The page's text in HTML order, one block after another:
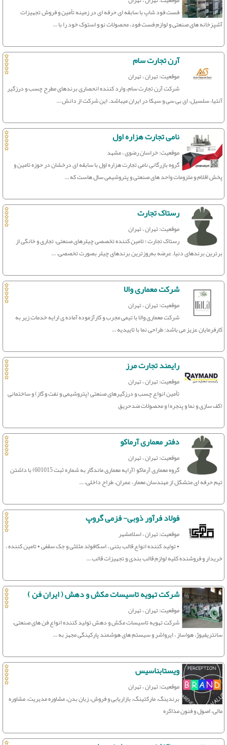
فست فود شاپ با سابقه ای حرفه ای در زمینه تأمین و فروش تجهیزات
آشپزخانه های صنعتی و لوازم فست فود، محصولات نو و استوک خود را با ...
آرن تجارت سام
موقعیت: تهران ، تهران
شرکت آرن تجارت سام، وارد کننده انحصاری برندهای مطرح چسب و درزگیر
آنتیا، سلسیل، ای بی سی و سیکا در ایران میباشد. این شرکت از دانش ...
نامی تجارت هزاره اول
موقعیت: خراسان رضوی ، مشهد
گروه بازرگانی نامی تجارت هزاره اول با سابقه ای درخشان در حوزه تامین و
پخش اقلام و ملزومات واحد های صنعتی و پتروشیمی سال هاست که ...
رستاک تجارت
موقعیت: تهران ، تهران
رستاک تجارت ؛ تامین کننده تخصصی چیلرهای صنعتی، تجاری و خانگی از
برترین برندهای دنیا. عرضه به‌روزترین برندهای چیلر بصورت تخصصی، ...
شرکت معماری والا
موقعیت: تهران ، تهران
شرکت معماری والا با تیمی مجرب و کارآزموده آماده ی ارایه خدمات زیر به
کارفرمایان عزیز می باشد: طراحی نما با تاییدیه ...
رایمند تجارت مرز
موقعیت: تهران ، تهران
تأمین انواع چسب و درزگیرهای صنعتی (پتروشیمی و نفت و گاز) و ساختمانی
(کف سازی و نما و پنجره) و محصولات ضدحریق
دفتر معماری آرماکو
موقعیت: تهران ، تهران
گروه معماری آرماکو (آرایه معماری ماندگار به شماره ثبت 601015) با داشتن
تیم حرفه ای متشکل از مهندسان معمار، عمران، طراح داخلی، ...
فولاد فرآور ذوبی- فزمی گروپ
موقعیت: تهران ، اسلامشهر
• تولید کننده انواع قالب بتنی ، اسکافولد مثلثی و جک سقفی • تامین کننده ،
خریدار و فروشنده کلیه لوازم قالب بندی و تجهیزات قالب ...
شرکت تهویه تاسیسات مکش و دهش ( ایران فن )
موقعیت: تهران ، تهران
شرکت تهویه تاسیسات مکش و دهش تولید کننده انواع فن های صنعتی،
سانتریفیوژ، هواساز ، ایرواشر و سیستم های هوشمند پارکینگی مجهز به ...
ویستابناسیس
موقعیت: تهران ، تهران
برندینگ، مارکتینگ، بازاریابی و فروش، زبان بدن، مشاوره مدیریت، مشاوره
مالی، اصول و فنون مذاکره